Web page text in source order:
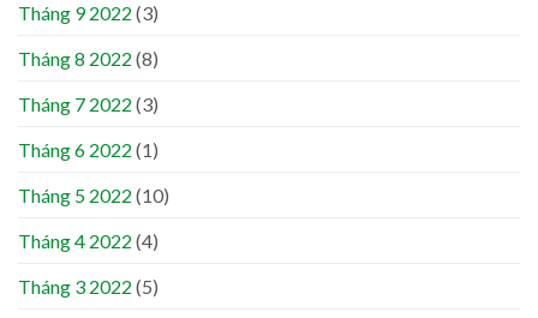
Tháng 9 2022 (3)
Tháng 8 2022 (8)
Tháng 7 2022 (3)
Tháng 6 2022 (1)
Tháng 5 2022 (10)
Tháng 4 2022 (4)
Tháng 3 2022 (5)